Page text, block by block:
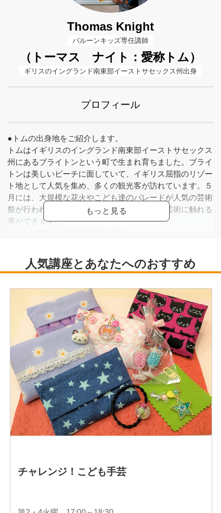
Thomas Knight
バルーンキッズ専任講師
（トーマス ナイト：愛称トム）
ギリスのイングランド南東部イーストサセックス州出身
プロフィール
●トムの出身地をご紹介します。
トムはイギリスのイングランド南東部イーストサセックス
州にあるブライトンという町で生まれ育ちました。ブライ
トンは美しいビーチに面していて、イギリス屈指のリゾー
ト地として人気を集め、多くの観光客が訪れています。５
月には、大規模な花火やこども達のパレードが人気の芸術
祭が行われ、映画や音楽、アート等あらゆる芸術に触れる
事ができます。
て日本の友人の家に遊びに行った時も、もちろん靴のまま
家に入りました。しばらくして気づいた友人が靴を指さし
か靴に付いているのかな？」と思って靴を見てみました
が、何も付いていません。すると友人はトムを玄関まで引
きずり戻して靴を脱ぐように言いました。この時初めて家
の玄関で靴を脱ぐ習慣を知りました。
●トムは日本のどういうところに関心がある？
日本の封建制度について興味を持ち、その時代の本も書き
ました。歴史を探っていくと、いろいろな事が見えて夢中
になります。
●トムの好きな日本食と嫌いな日本食は？
好きな日本食はかつ丼です。ちょっと食べ過ぎかなあと思
うけど、美味しいからつい食べちゃいます。嫌いな日本食
は納豆です。知らずに食べてしまった事があって、ひどい
臭いとねばねばにびっくりしました。もう二度と食べたく
書き物、絵を描く事、ランニング、そして何よりもゲーム